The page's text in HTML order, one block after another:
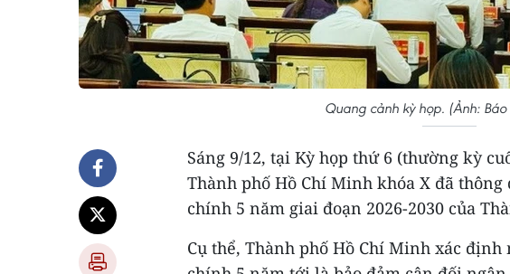
Quang cảnh kỳ họp. (Ảnh:
Sáng 9/12, tại Kỳ họp thứ 6 (thường kỳ
Thành phố Hồ Chí Minh khóa X đã
chính 5 năm giai đoạn 2026-2030 của
Cụ thể, Thành phố Hồ Chí Minh xác